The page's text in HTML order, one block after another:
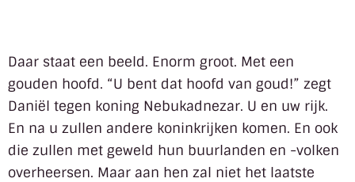
Daar staat een beeld. Enorm groot. Met een
gouden hoofd. “U bent dat hoofd van goud!” zegt
Daniël tegen koning Nebukadnezar. U en uw rijk.
En na u zullen andere koninkrijken komen. En ook
die zullen met geweld hun buurlanden en -volken
overheersen. Maar aan hen zal niet het laatste